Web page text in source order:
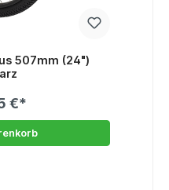
507mm (24")
€*